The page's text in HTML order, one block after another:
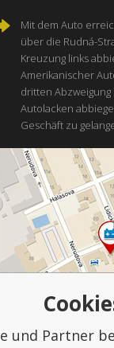
Mit dem Auto
über die Rudná-
Kreuzung links
Amerikanischer
dritten
Autolacken
Geschäft zu
und Partner